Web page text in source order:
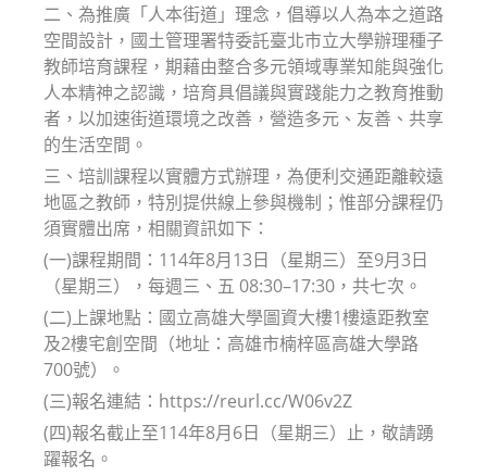
二、為推廣「人本街道」理念，倡導以人為本之道路
空間設計，國土管理署特委託臺北市立大學辦理種子
教師培育課程，期藉由整合多元領域專業知能與強化
人本精神之認識，培育具倡議與實踐能力之教育推動
者，以加速街道環境之改善，營造多元、友善、共享
的生活空間。
三、培訓課程以實體方式辦理，為便利交通距離較遠
地區之教師，特別提供線上參與機制；惟部分課程仍
須實體出席，相關資訊如下：
(一)課程期間：114年8月13日（星期三）至9月3日
（星期三），每週三、五 08:30–17:30，共七次。
(二)上課地點：國立高雄大學圖資大樓1樓遠距教室
及2樓宅創空間（地址：高雄市楠梓區高雄大學路
700號）。
(三)報名連結：https://reurl.cc/W06v2Z
(四)報名截止至114年8月6日（星期三）止，敬請踴
躍報名。